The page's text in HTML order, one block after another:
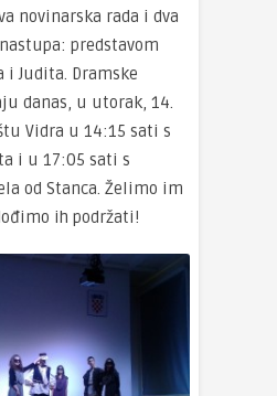
novinarska rada i dva
predstavom
i Judita. Dramske
danas, u utorak, 14.
Vidra u 14:15 sati s
i u 17:05 sati s
od Stanca. Želimo im
ih podržati!